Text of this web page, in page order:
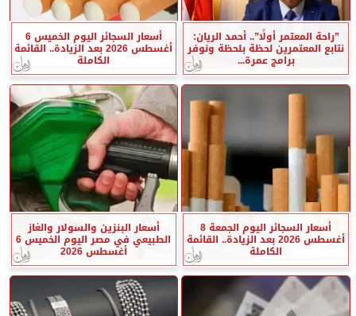
”راحة المعتمر أولًا”.. أحمد الريان:
نتابع المعتمرين لحظة بلحظة ونوفر
برامج عمرة...
أسعار السجائر اليوم الخميس 6
أغسطس 2026 بعد الزيادة.. القائمة
الكاملة
أسعار السجائر اليوم الجمعة 8
أغسطس 2026 بعد الزيادة.. القائمة
الكاملة
أسعار البنزين والسولار والغاز
الطبيعي في مصر اليوم الخميس 6
أغسطس 2026